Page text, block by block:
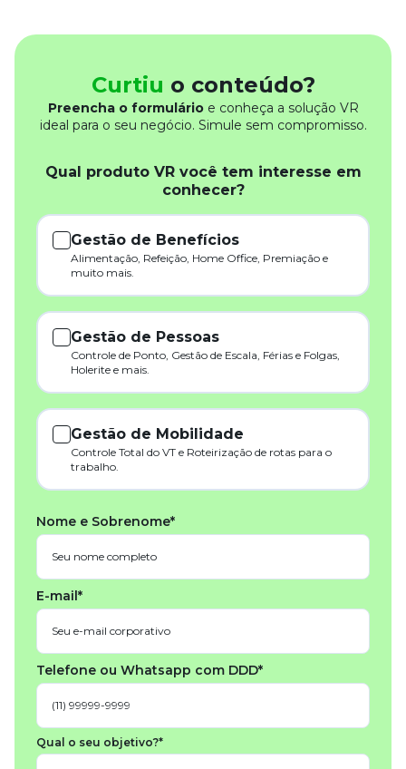
Curtiu o conteúdo?
Preencha o formulárioe conheça a solução VR
ideal para o seu negócio. Simule sem compromisso.
Qual produto VR você tem interesse em
conhecer?
Gestão de Benefícios
Alimentação, Refeição, Home Office, Premiação e
muito mais.
Gestão de Pessoas
Controle de Ponto, Gestão de Escala, Férias e Folgas,
Holerite e mais.
Gestão de Mobilidade
Controle Total do VT e Roteirização de rotas para o
trabalho.
Nome e Sobrenome*
E-mail*
Telefone ou Whatsapp com DDD*
Qual o seu objetivo?*